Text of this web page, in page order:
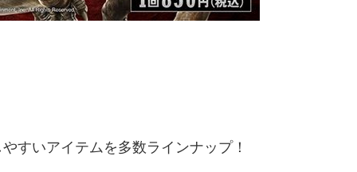
すいアイテムを多数ラインナップ！